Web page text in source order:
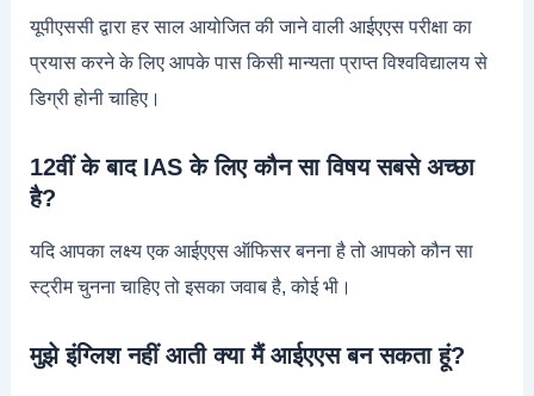
यूपीएससी द्वारा हर साल आयोजित की जाने वाली आईएएस परीक्षा का
प्रयास करने के लिए आपके पास किसी मान्यता प्राप्त विश्वविद्यालय से
डिग्री होनी चाहिए।
12वीं के बाद IAS के लिए कौन सा विषय सबसे अच्छा
है?
यदि आपका लक्ष्य एक आईएएस ऑफिसर बनना है तो आपको कौन सा
स्ट्रीम चुनना चाहिए तो इसका जवाब है, कोई भी।
मुझे इंग्लिश नहीं आती क्या मैं आईएएस बन सकता हूं?